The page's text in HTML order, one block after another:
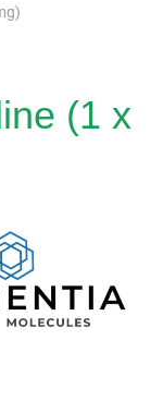
(1 x